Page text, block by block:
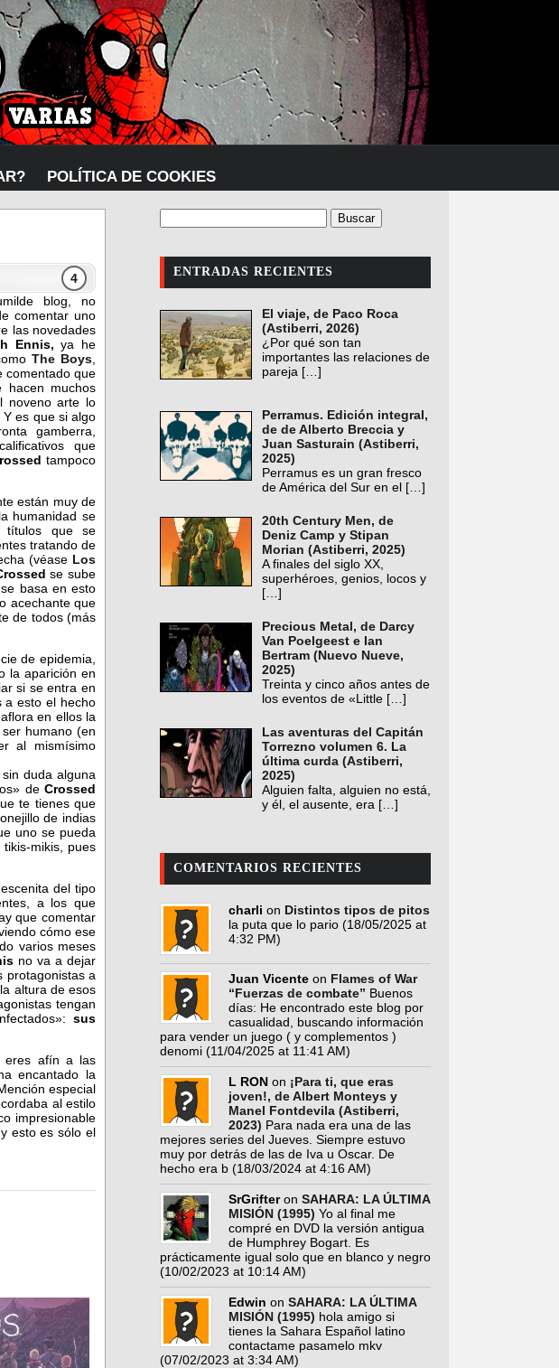
POLÍTICA DE COOKIES
4
blog, no
comentar uno
las novedades
Ennis, ya he
The Boys
que
hacen muchos
noveno arte lo
es que si algo
gamberra,
que
tampoco
están muy de
humanidad se
títulos que se
tratando de
(véase Los
se sube
basa en esto
acechante que
de todos (más
de epidemia,
la aparición en
si se entra en
a esto el hecho
en ellos la
humano (en
al mismísimo
, sin duda alguna
de Crossed
te tienes que
de indias
uno se pueda
mikis, pues
del tipo
a los que
que comentar
cómo ese
varios meses
no va a dejar
protagonistas a
altura de esos
tengan
sus
eres afín a las
encantado la
especial
al estilo
impresionable
esto es sólo el
ENTRADAS RECIENTES
El viaje, de Paco Roca
(Astiberri, 2026)
¿Por qué son tan
importantes las relaciones de
pareja […]
Perramus. Edición integral,
de de Alberto Breccia y
Juan Sasturain (Astiberri,
2025)
Perramus es un gran fresco
de América del Sur en el […]
20th Century Men, de
Deniz Camp y Stipan
Morian (Astiberri, 2025)
A finales del siglo XX,
superhéroes, genios, locos y
[…]
Precious Metal, de Darcy
Van Poelgeest e Ian
Bertram (Nuevo Nueve,
2025)
Treinta y cinco años antes de
los eventos de «Little […]
Las aventuras del Capitán
Torrezno volumen 6. La
última curda (Astiberri,
2025)
Alguien falta, alguien no está,
y él, el ausente, era […]
COMENTARIOS RECIENTES
charli on Distintos tipos de pitos
la puta que lo pario (18/05/2025 at
4:32 PM)
Juan Vicente on Flames of War
“Fuerzas de combate” Buenos
días: He encontrado este blog por
casualidad, buscando información
para vender un juego ( y complementos )
denomi (11/04/2025 at 11:41 AM)
L RON on ¡Para ti, que eras
joven!, de Albert Monteys y
Manel Fontdevila (Astiberri,
2023) Para nada era una de las
mejores series del Jueves. Siempre estuvo
muy por detrás de las de Iva u Oscar. De
hecho era b (18/03/2024 at 4:16 AM)
SrGrifteron SAHARA: LA ÚLTIMA
MISIÓN (1995) Yo al final me
compré en DVD la versión antigua
de Humphrey Bogart. Es
prácticamente igual solo que en blanco y negro
(10/02/2023 at 10:14 AM)
Edwin on SAHARA: LA ÚLTIMA
MISIÓN (1995) hola amigo si
tienes la Sahara Español latino
contactame pasamelo mkv
(07/02/2023 at 3:34 AM)